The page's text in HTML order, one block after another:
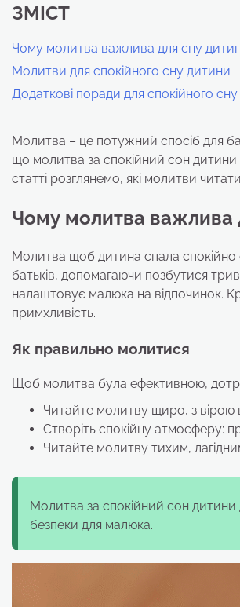
ЗМІСТ
Чому молитва важлива для сну
Молитви для спокійного сну дитини
Додаткові поради для спокійного сну
Молитва – це потужний спосіб для
що молитва за спокійний сон дитини
статті розглянемо, які молитви
Чому молитва важлива
Молитва щоб дитина спала
батьків, допомагаючи позбутися
налаштовує малюка на відпочинок.
примхливість.
Як правильно молитися
Щоб молитва була ефективною,
Читайте молитву щиро, з вірою
Створіть спокійну атмосферу:
Читайте молитву тихим,
Молитва за спокійний сон дитини
безпеки для малюка.